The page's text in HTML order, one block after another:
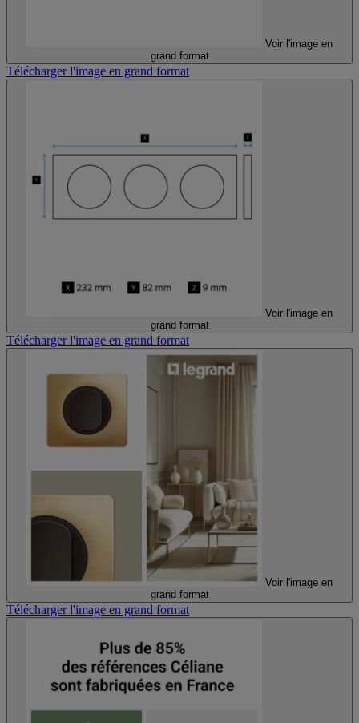
Voir l'image en
grand format
Télécharger l'image en grand format
Voir l'image en
grand format
Télécharger l'image en grand format
Voir l'image en
grand format
Télécharger l'image en grand format